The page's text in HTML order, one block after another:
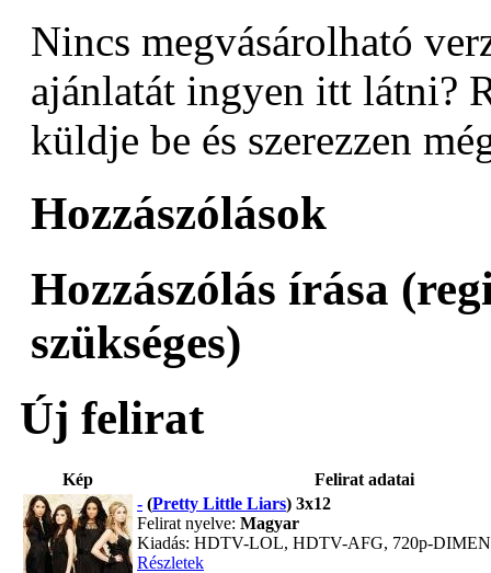
Nincs megvásárolható
ajánlatát ingyen itt látni?
küldje be és szerezzen
Hozzászólások
Hozzászólás írása
szükséges)
Új felirat
Kép
Felirat adatai
- (Pretty Little Liars) 3x12
Felirat nyelve: Magyar
Kiadás: HDTV-LOL, HDTV-AFG, 720p-
Részletek